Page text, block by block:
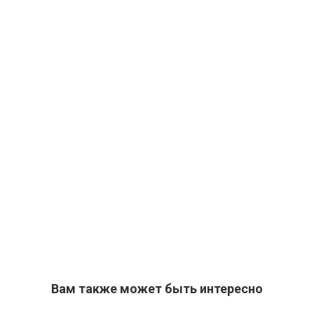
Вам также может быть интересно